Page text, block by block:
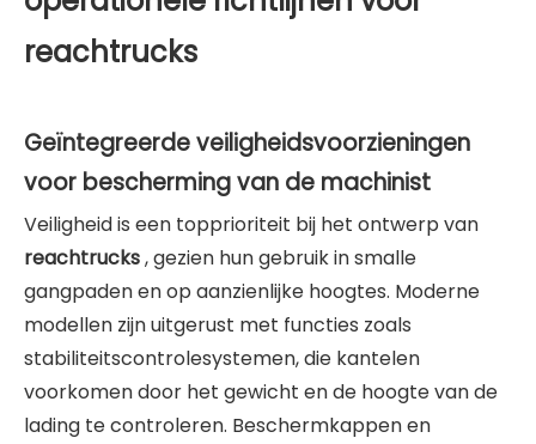
reachtrucks
Geïntegreerde veiligheidsvoorzieningen
voor bescherming van de machinist
Veiligheid is een topprioriteit bij het ontwerp van
reachtrucks, gezien hun gebruik in smalle
gangpaden en op aanzienlijke hoogtes. Moderne
modellen zijn uitgerust met functies zoals
stabiliteitscontrolesystemen, die kantelen
voorkomen door het gewicht en de hoogte van de
lading te controleren. Beschermkappen en